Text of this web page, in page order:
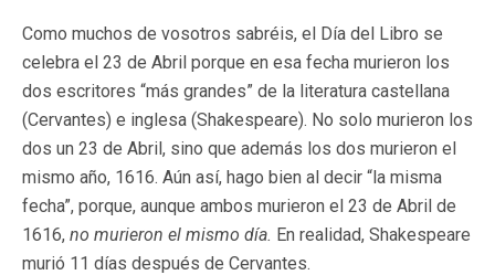
Como muchos de vosotros sabréis, el Día del Libro se
celebra el 23 de Abril porque en esa fecha murieron los
dos escritores “más grandes” de la literatura castellana
(Cervantes) e inglesa (Shakespeare). No solo murieron los
dos un 23 de Abril, sino que además los dos murieron el
mismo año, 1616. Aún así, hago bien al decir “la misma
fecha”, porque, aunque ambos murieron el 23 de Abril de
1616, no murieron el mismo día. En realidad, Shakespeare
murió 11 días después de Cervantes.